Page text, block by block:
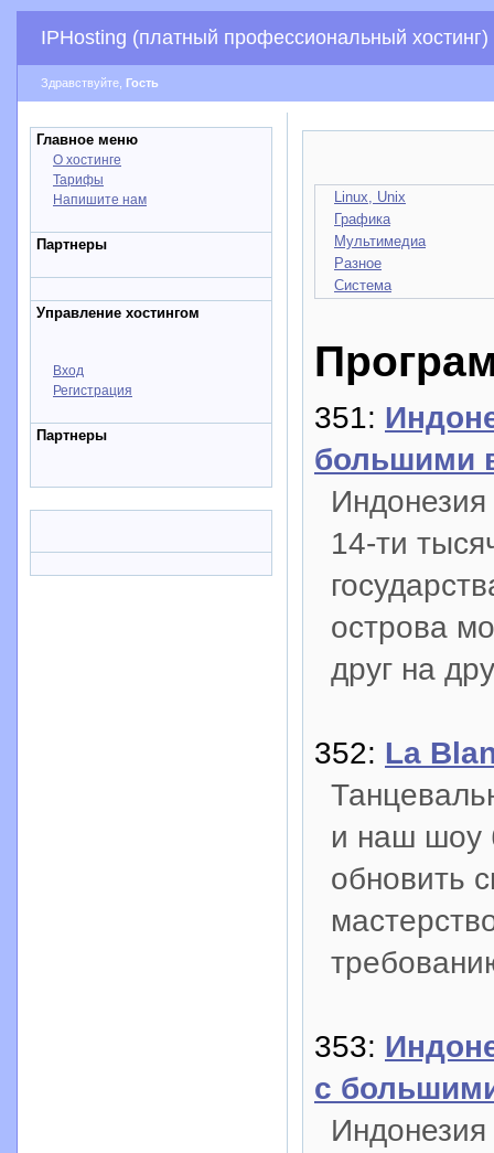
IPHosting (платный профессиональный хостинг)
Здравствуйте, Гость
Главное меню
О хостинге
Тарифы
Напишите нам
Партнеры
Управление хостингом
Вход
Регистрация
Партнеры
Linux, Unix
Графика
Мультимедиа
Разное
Система
351:
большими
Индонезия
14-ти
острова
друг на
352: La
и наш шоу
обновить
353:
с
Индонезия